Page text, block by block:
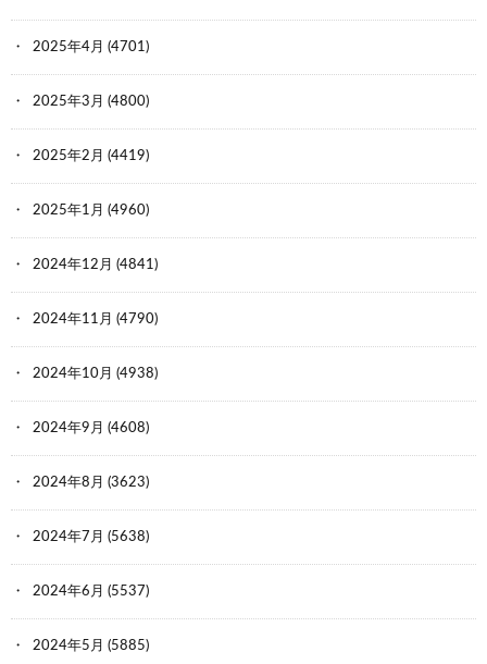
2025年4月 (4701)
2025年3月 (4800)
2025年2月 (4419)
2025年1月 (4960)
2024年12月 (4841)
2024年11月 (4790)
2024年10月 (4938)
2024年9月 (4608)
2024年8月 (3623)
2024年7月 (5638)
2024年6月 (5537)
2024年5月 (5885)